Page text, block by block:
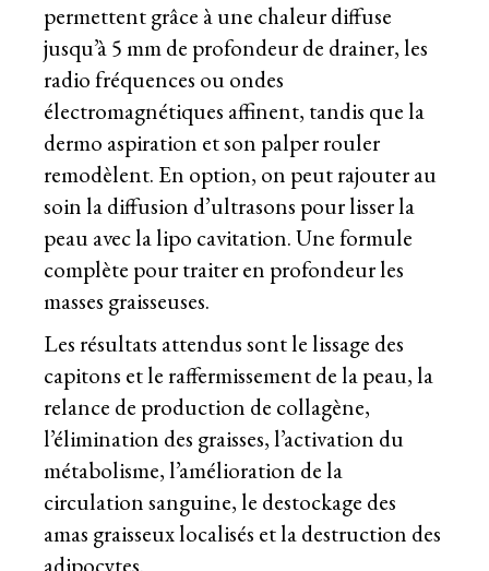
permettent grâce à une chaleur diffuse
jusqu’à 5 mm de profondeur de drainer, les
radio fréquences ou ondes
électromagnétiques affinent, tandis que la
dermo aspiration et son palper rouler
remodèlent. En option, on peut rajouter au
soin la diffusion d’ultrasons pour lisser la
peau avec la lipo cavitation. Une formule
complète pour traiter en profondeur les
masses graisseuses.
Les résultats attendus sont le lissage des
capitons et le raffermissement de la peau, la
relance de production de collagène,
l’élimination des graisses, l’activation du
métabolisme, l’amélioration de la
circulation sanguine, le destockage des
amas graisseux localisés et la destruction des
adipocytes.